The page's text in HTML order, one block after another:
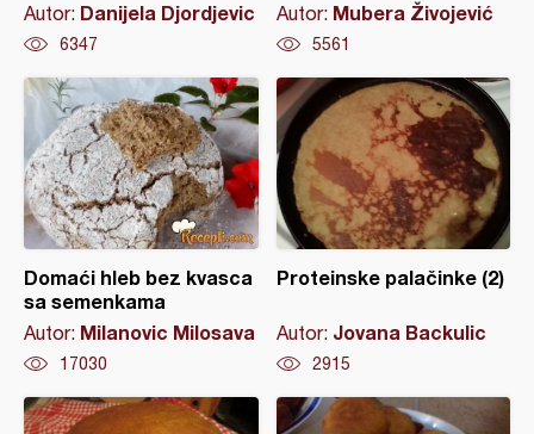
Autor: Danijela Djordjevic
6347
Autor: Mubera Živojević
5561
Domaći hleb bez kvasca
sa semenkama
Autor: Milanovic Milosava
17030
Proteinske palačinke (2)
Autor: Jovana Backulic
2915